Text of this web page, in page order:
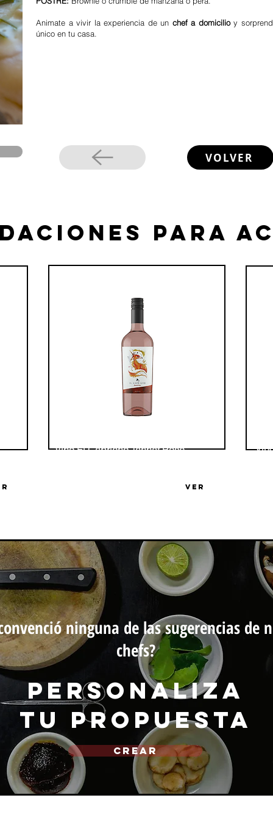
Animate a vivir la experiencia de un chef a domicilioy
único en tu casa.
VOLVER
para
Vino El Capricho Tannat Rosé
VER
CREAR
ninguna de las sugerencias de
chefs?
personaliza
tu propuesta